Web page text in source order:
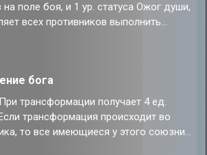
на поле боя, и 1 ур. статуса Ожог души,
всех противников выполнить
противника даёт 1 доп.
души. После окончания действия
Каослана немедленно выполняет
наносит всем противникам
50% от его силы атаки, а также
4 удара, каждый из которых
бога
трансформации получает 4 ед.
трансформация происходит во
то все имеющиеся у этого союзника
на 1 ход, после чего текущий ход